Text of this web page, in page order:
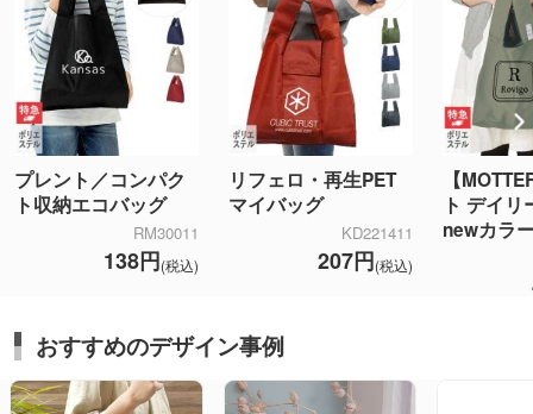
プレント／コンパク
ト収納エコバッグ
RM30011
138円(税込)
リフェロ・再生PET
マイバッグ
KD221411
207円(税込)
【
ト デイリ
newカラ
おすすめのデザイン事例